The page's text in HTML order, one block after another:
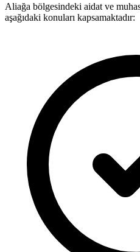
Aliağa bölgesindeki aidat ve
aşağıdaki konuları kapsamaktadır: